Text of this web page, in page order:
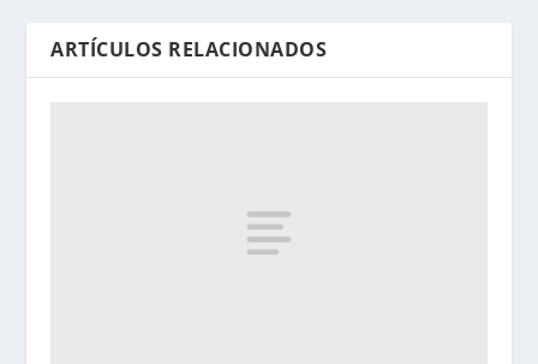
ARTÍCULOS RELACIONADOS